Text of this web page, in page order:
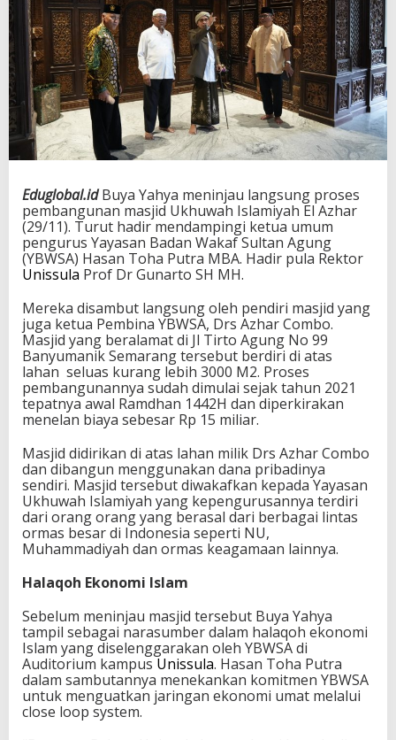
Eduglobal.idBuya Yahya meninjau langsung proses
pembangunan masjid Ukhuwah Islamiyah El Azhar
(29/11). Turut hadir mendampingi ketua umum
pengurus Yayasan Badan Wakaf Sultan Agung
(YBWSA) Hasan Toha Putra MBA. Hadir pula Rektor
Unissula Prof Dr Gunarto SH MH.
Mereka disambut langsung oleh pendiri masjid yang
juga ketua Pembina YBWSA, Drs Azhar Combo.
Masjid yang beralamat di Jl Tirto Agung No 99
Banyumanik Semarang tersebut berdiri di atas
lahan seluas kurang lebih 3000 M2. Proses
pembangunannya sudah dimulai sejak tahun 2021
tepatnya awal Ramdhan 1442H dan diperkirakan
menelan biaya sebesar Rp 15 miliar.
Masjid didirikan di atas lahan milik Drs Azhar Combo
dan dibangun menggunakan dana pribadinya
sendiri. Masjid tersebut diwakafkan kepada Yayasan
Ukhuwah Islamiyah yang kepengurusannya terdiri
dari orang orang yang berasal dari berbagai lintas
ormas besar di Indonesia seperti NU,
Muhammadiyah dan ormas keagamaan lainnya.
Halaqoh Ekonomi Islam
Sebelum meninjau masjid tersebut Buya Yahya
tampil sebagai narasumber dalam halaqoh ekonomi
Islam yang diselenggarakan oleh YBWSA di
Auditorium kampus Unissula. Hasan Toha Putra
dalam sambutannya menekankan komitmen YBWSA
untuk menguatkan jaringan ekonomi umat melalui
close loop system.